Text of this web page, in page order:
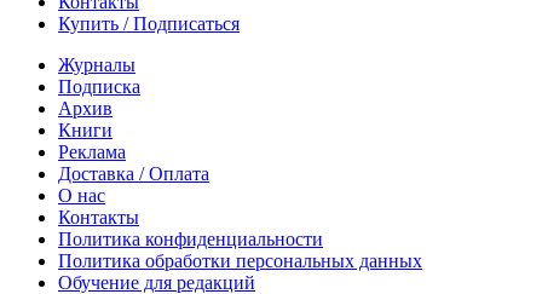
Купить / Подписаться
Журналы
Подписка
Архив
Книги
Реклама
Доставка / Оплата
О нас
Контакты
Политика конфиденциальности
Политика обработки персональных данных
Обучение для редакций